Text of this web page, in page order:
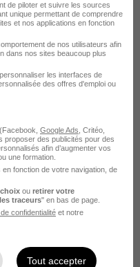
de Projet
il y a 9 jours
de piloter et suivre les sources
unique permettant de comprendre
et nos applications en fonction
de nos utilisateurs afin
dans nos sites beaucoup plus
les interfaces de
des offres d'emploi ou
Google Ads , Critéo,
proposer des publicités pour des
afin d’augmenter vos
une formation.
fonction de votre navigation, de
ou retirer votre
traceurs" en bas de page.
confidentialité et notre
Tout accepter